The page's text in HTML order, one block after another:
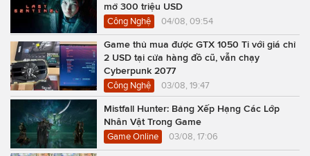
mở 300 triệu USD
Công Nghệ 04/08, 09:54
Game thủ mua được GTX 1050 Ti với giá chỉ
2 USD tại cửa hàng đồ cũ, vẫn chạy
Cyberpunk 2077
Công Nghệ 03/08, 19:47
Mistfall Hunter: Bảng Xếp Hạng Các Lớp
Nhân Vật Trong Game
Game Online 03/08, 17:06